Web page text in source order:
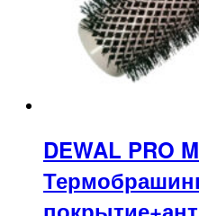
DEWAL PRO